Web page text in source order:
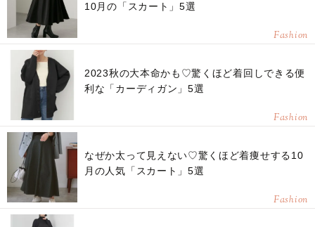
10月の「スカート」5選
Fashion
2023秋の大本命かも♡驚くほど着回しできる便
利な「カーディガン」5選
Fashion
なぜか太って見えない♡驚くほど着痩せする10
月の人気「スカート」5選
Fashion